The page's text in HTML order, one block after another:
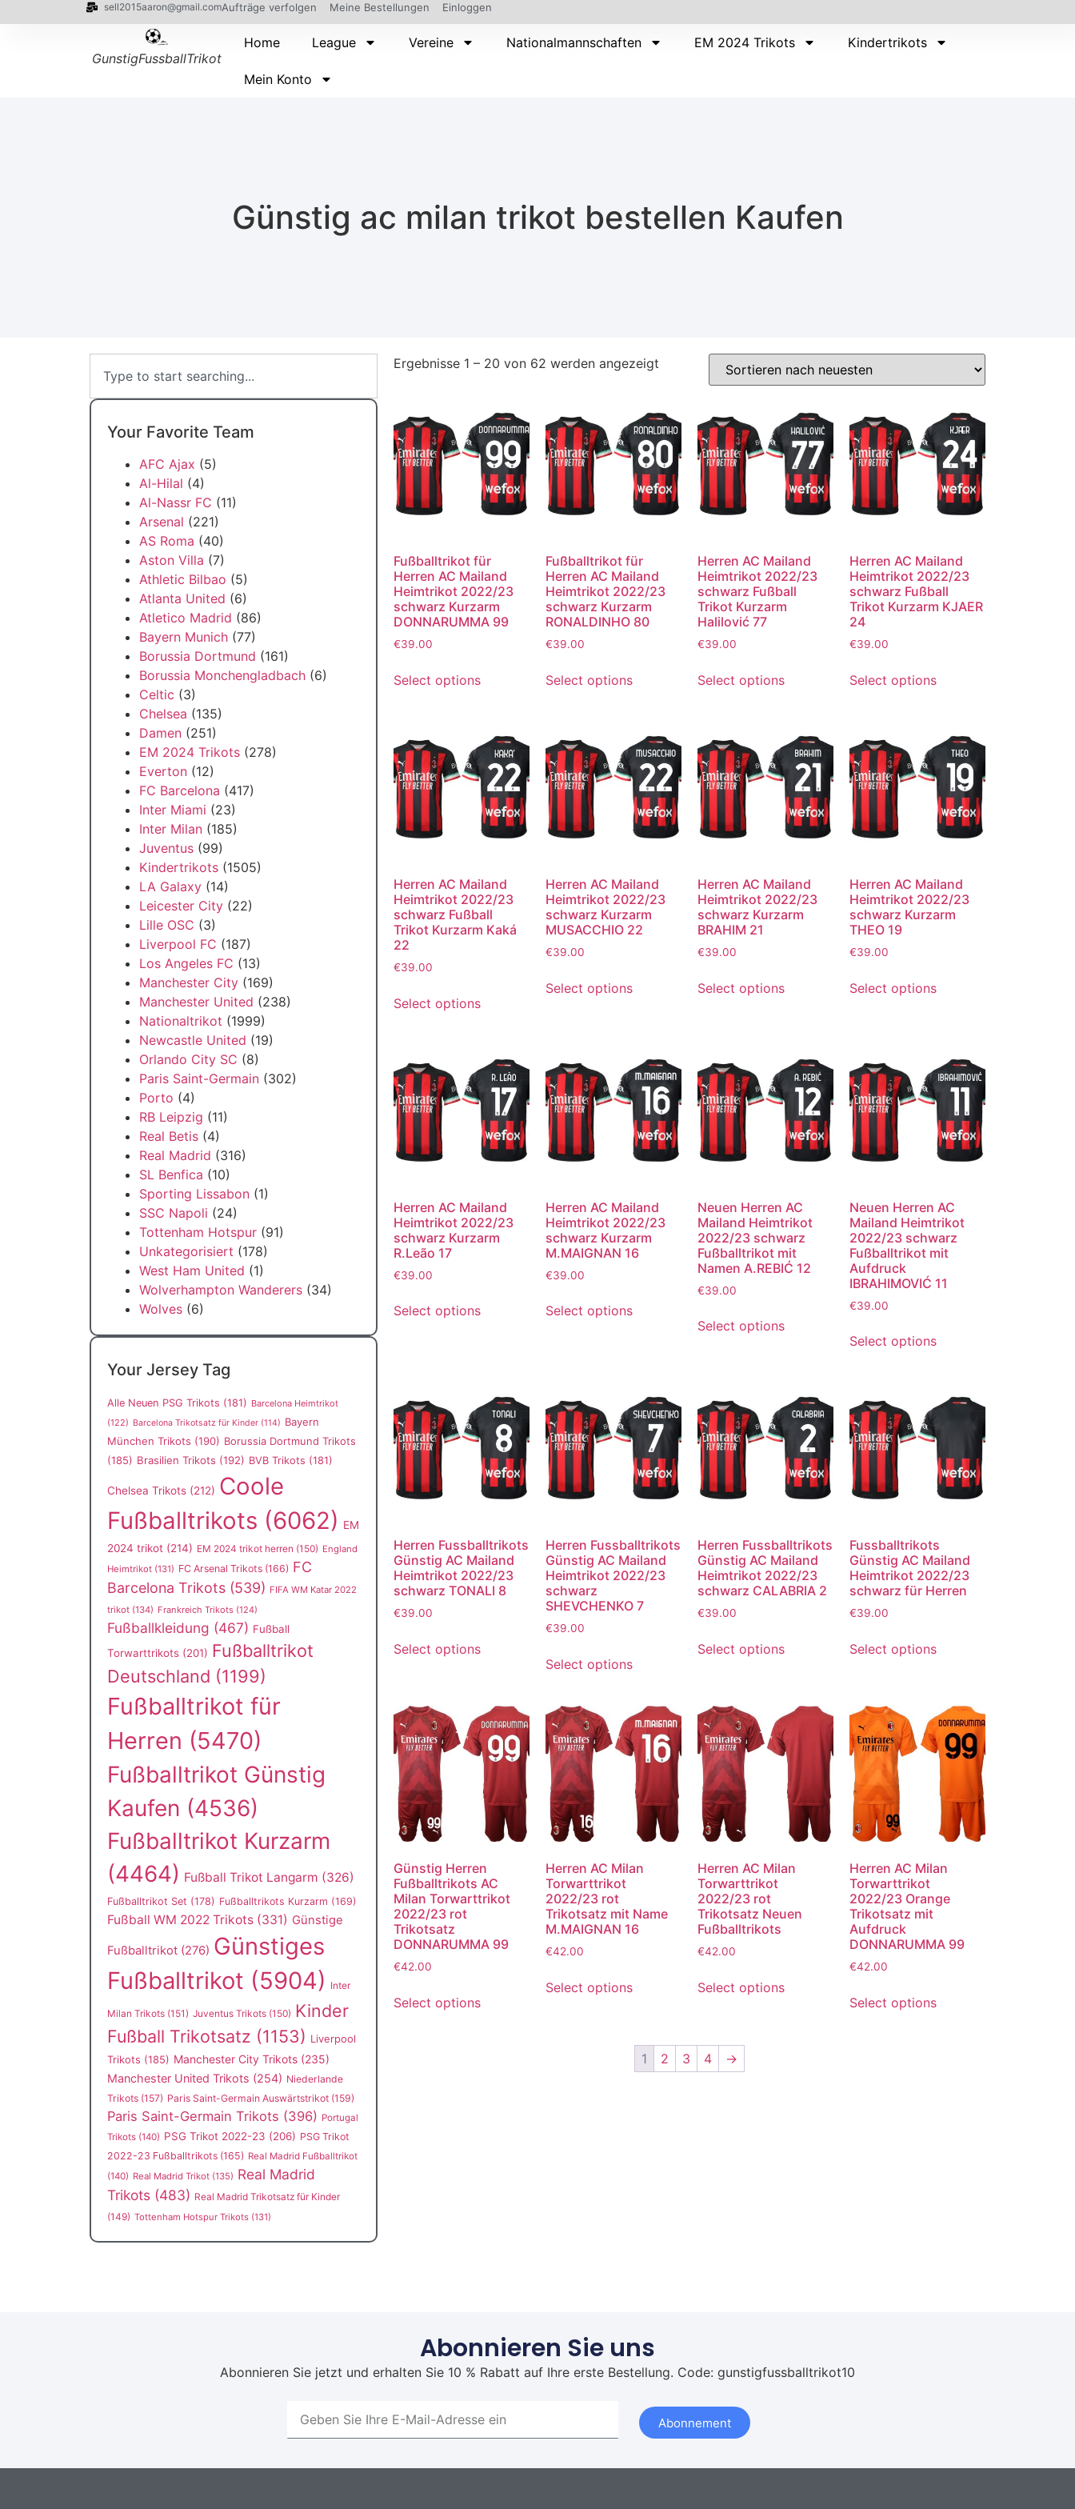
sell2015aaron@gmail.comAufträge verfolgen Meine Bestellungen Einloggen
GunstigFussballTrikot
Home League Vereine Nationalmannschaften EM 2024 Trikots Kindertrikots
Mein Konto
Günstig ac milan trikot bestellen Kaufen
Your Favorite Team
AFC Ajax (5)
Al-Hilal (4)
Al-Nassr FC (11)
Arsenal (221)
AS Roma (40)
Aston Villa (7)
Athletic Bilbao (5)
Atlanta United (6)
Atletico Madrid (86)
Bayern Munich (77)
Borussia Dortmund (161)
Borussia Monchengladbach (6)
Celtic (3)
Chelsea (135)
Damen (251)
EM 2024 Trikots (278)
Everton (12)
FC Barcelona (417)
Inter Miami (23)
Inter Milan (185)
Juventus (99)
Kindertrikots (1505)
LA Galaxy (14)
Leicester City (22)
Lille OSC (3)
Liverpool FC (187)
Los Angeles FC (13)
Manchester City (169)
Manchester United (238)
Nationaltrikot (1999)
Newcastle United (19)
Orlando City SC (8)
Paris Saint-Germain (302)
Porto (4)
RB Leipzig (11)
Real Betis (4)
Real Madrid (316)
SL Benfica (10)
Sporting Lissabon (1)
SSC Napoli (24)
Tottenham Hotspur (91)
Unkategorisiert (178)
West Ham United (1)
Wolverhampton Wanderers (34)
Wolves (6)
Your Jersey Tag
Alle Neuen PSG Trikots (181) Barcelona Heimtrikot
(122) Barcelona Trikotsatz für Kinder (114) Bayern
München Trikots (190) Borussia Dortmund Trikots
(185) Brasilien Trikots (192) BVB Trikots (181)
Chelsea Trikots (212) Coole
Fußballtrikots (6062) EM
2024 trikot (214) EM 2024 trikot herren (150) England
Heimtrikot (131) FC Arsenal Trikots (166) FC
Barcelona Trikots (539) FIFA WM Katar 2022
trikot (134) Frankreich Trikots (124)
Fußballkleidung (467) Fußball
Torwarttrikots (201) Fußballtrikot
Deutschland (1199)
Fußballtrikot für
Herren (5470)
Fußballtrikot Günstig
Kaufen (4536)
Fußballtrikot Kurzarm
(4464) Fußball Trikot Langarm (326)
Fußballtrikot Set (178) Fußballtrikots Kurzarm (169)
Fußball WM 2022 Trikots (331) Günstige
Fußballtrikot (276) Günstiges
Fußballtrikot (5904) Inter
Milan Trikots (151) Juventus Trikots (150) Kinder
Fußball Trikotsatz (1153) Liverpool
Trikots (185) Manchester City Trikots (235)
Manchester United Trikots (254) Niederlande
Trikots (157) Paris Saint-Germain Auswärtstrikot (159)
Paris Saint-Germain Trikots (396) Portugal
Trikots (140) PSG Trikot 2022-23 (206) PSG Trikot
2022-23 Fußballtrikots (165) Real Madrid Fußballtrikot
(140) Real Madrid Trikot (135) Real Madrid
Trikots (483) Real Madrid Trikotsatz für Kinder
(149) Tottenham Hotspur Trikots (131)
Ergebnisse 1 – 20 von 62 werden angezeigt
Fußballtrikot für
Herren AC Mailand
Heimtrikot 2022/23
schwarz Kurzarm
DONNARUMMA 99
€39.00
Select options
Fußballtrikot für
Herren AC Mailand
Heimtrikot 2022/23
schwarz Kurzarm
RONALDINHO 80
€39.00
Select options
Herren AC Mailand
Heimtrikot 2022/23
schwarz Fußball
Trikot Kurzarm
Halilović 77
€39.00
Select options
Herren AC Mailand
Heimtrikot 2022/23
schwarz Fußball
Trikot Kurzarm KJAER
24
€39.00
Select options
Herren AC Mailand
Heimtrikot 2022/23
schwarz Fußball
Trikot Kurzarm Kaká
22
€39.00
Select options
Herren AC Mailand
Heimtrikot 2022/23
schwarz Kurzarm
MUSACCHIO 22
€39.00
Select options
Herren AC Mailand
Heimtrikot 2022/23
schwarz Kurzarm
BRAHIM 21
€39.00
Select options
Herren AC Mailand
Heimtrikot 2022/23
schwarz Kurzarm
THEO 19
€39.00
Select options
Herren AC Mailand
Heimtrikot 2022/23
schwarz Kurzarm
R.Leão 17
€39.00
Select options
Herren AC Mailand
Heimtrikot 2022/23
schwarz Kurzarm
M.MAIGNAN 16
€39.00
Select options
Neuen Herren AC
Mailand Heimtrikot
2022/23 schwarz
Fußballtrikot mit
Namen A.REBIĆ 12
€39.00
Select options
Neuen Herren AC
Mailand Heimtrikot
2022/23 schwarz
Fußballtrikot mit
Aufdruck
IBRAHIMOVIĆ 11
€39.00
Select options
Herren Fussballtrikots
Günstig AC Mailand
Heimtrikot 2022/23
schwarz TONALI 8
€39.00
Select options
Herren Fussballtrikots
Günstig AC Mailand
Heimtrikot 2022/23
schwarz
SHEVCHENKO 7
€39.00
Select options
Herren Fussballtrikots
Günstig AC Mailand
Heimtrikot 2022/23
schwarz CALABRIA 2
€39.00
Select options
Fussballtrikots
Günstig AC Mailand
Heimtrikot 2022/23
schwarz für Herren
€39.00
Select options
Günstig Herren
Fußballtrikots AC
Milan Torwarttrikot
2022/23 rot
Trikotsatz
DONNARUMMA 99
€42.00
Select options
Herren AC Milan
Torwarttrikot
2022/23 rot
Trikotsatz mit Name
M.MAIGNAN 16
€42.00
Select options
Herren AC Milan
Torwarttrikot
2022/23 rot
Trikotsatz Neuen
Fußballtrikots
€42.00
Select options
Herren AC Milan
Torwarttrikot
2022/23 Orange
Trikotsatz mit
Aufdruck
DONNARUMMA 99
€42.00
Select options
1 2 3 4 →
Abonnieren Sie uns
Abonnieren Sie jetzt und erhalten Sie 10 % Rabatt auf Ihre erste Bestellung. Code: gunstigfussballtrikot10
Abonnement